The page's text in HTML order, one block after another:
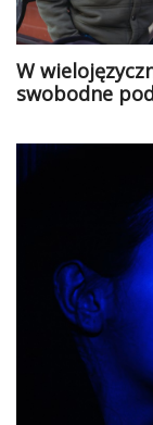
W
swobodne